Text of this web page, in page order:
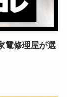
電修理屋が選